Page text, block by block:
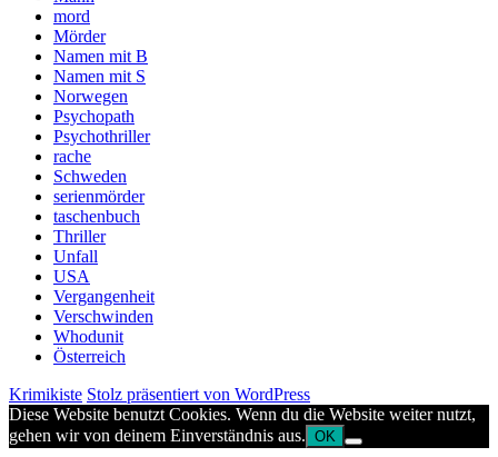
mord
Mörder
Namen mit B
Namen mit S
Norwegen
Psychopath
Psychothriller
rache
Schweden
serienmörder
taschenbuch
Thriller
Unfall
USA
Vergangenheit
Verschwinden
Whodunit
Österreich
Krimikiste Stolz präsentiert von WordPress
Diese Website benutzt Cookies. Wenn du die Website weiter nutzt,
gehen wir von deinem Einverständnis aus. OK